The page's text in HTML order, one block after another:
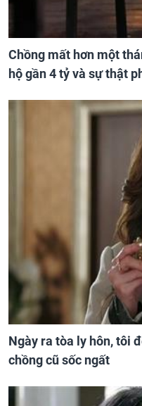
Chồng mất hơn một
hộ gần 4 tỷ và sự thật
Ngày ra tòa ly hôn, tôi
chồng cũ sốc ngất